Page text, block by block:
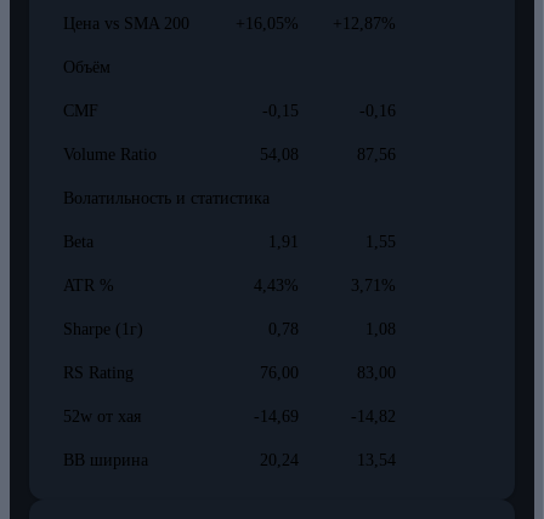
Цена vs SMA 200 +16,05% +12,87%
Объём
CMF -0,15 -0,16
Volume Ratio 54,08 87,56
Волатильность и статистика
Beta 1,91 1,55
ATR % 4,43% 3,71%
Sharpe (1г) 0,78 1,08
RS Rating 76,00 83,00
52w от хая -14,69 -14,82
BB ширина 20,24 13,54